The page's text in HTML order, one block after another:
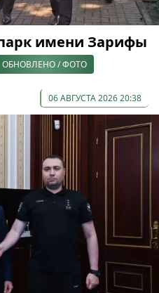
имени Зарифы
ОБНОВЛЕНО / ФОТО
06 АВГУСТА 2026 20:38